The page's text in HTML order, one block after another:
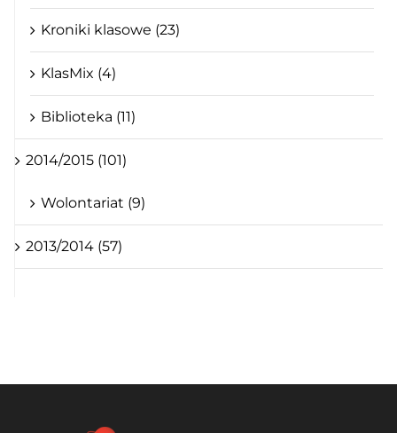
Kroniki klasowe (23)
KlasMix (4)
Biblioteka (11)
2014/2015 (101)
Wolontariat (9)
2013/2014 (57)